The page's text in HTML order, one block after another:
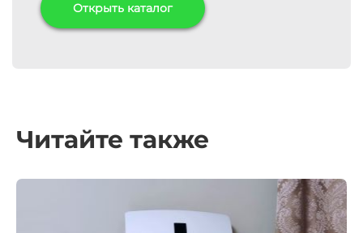
Открыть каталог
Читайте также